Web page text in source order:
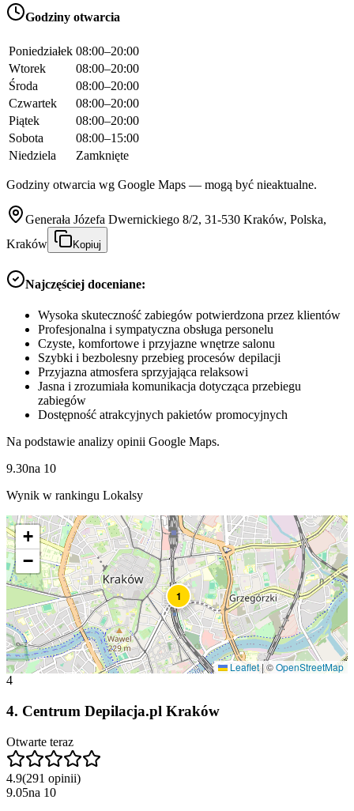
Godziny otwarcia
Poniedziałek 08:00–20:00
Wtorek
08:00–20:00
Środa
08:00–20:00
Czwartek
08:00–20:00
Piątek
08:00–20:00
Sobota
08:00–15:00
Niedziela
Zamknięte
Godziny otwarcia wg Google Maps — mogą być nieaktualne.
Generała Józefa Dwernickiego 8/2, 31-530 Kraków, Polska,
Kraków
Kopiuj
Najczęściej doceniane:
Wysoka skuteczność zabiegów potwierdzona przez klientów
Profesjonalna i sympatyczna obsługa personelu
Czyste, komfortowe i przyjazne wnętrze salonu
Szybki i bezbolesny przebieg procesów depilacji
Przyjazna atmosfera sprzyjająca relaksowi
Jasna i zrozumiała komunikacja dotycząca przebiegu
zabiegów
Dostępność atrakcyjnych pakietów promocyjnych
Na podstawie analizy opinii Google Maps.
9.30na 10
Wynik w rankingu Lokalsy
1
+
−
Leaflet |©OpenStreetMap
4
4. Centrum Depilacja.pl Kraków
Otwarte teraz
4.9(291 opinii)
9.05na 10